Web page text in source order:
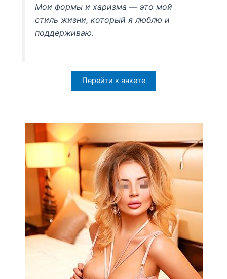
Мои формы и харизма — это мой
стиль жизни, который я люблю и
поддерживаю.
Перейти к анкете